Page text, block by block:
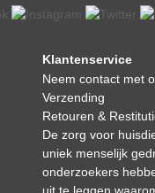
Klantenservice
Neem contact met
Verzending
Retouren &
De zorg voor
uniek menselijk
onderzoekers